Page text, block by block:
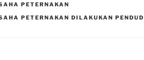
PETERNAKAN
PETERNAKAN DILAKUKAN